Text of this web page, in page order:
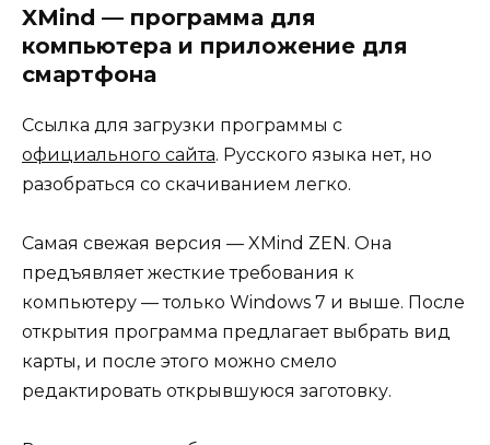
XMind — программа для
компьютера и приложение для
смартфона
Ссылка для загрузки программы с
официального сайта. Русского языка нет, но
разобраться со скачиванием легко.
Самая свежая версия — XMind ZEN. Она
предъявляет жесткие требования к
компьютеру — только Windows 7 и выше. После
открытия программа предлагает выбрать вид
карты, и после этого можно смело
редактировать открывшуюся заготовку.